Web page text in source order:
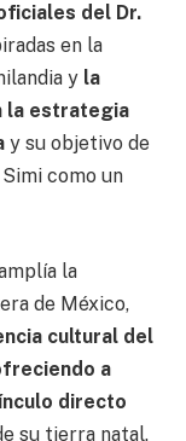
del Dr.
en la
y la
la estrategia
y su objetivo de
como un
la
de México,
cultural del
a
directo
su tierra natal.